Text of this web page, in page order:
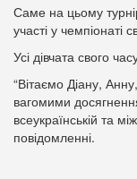
Саме на цьому
участі у чемпіонаті
Усі дівчата свого
“Вітаємо Діану,
вагомими
всеукраїнській та
повідомленні.